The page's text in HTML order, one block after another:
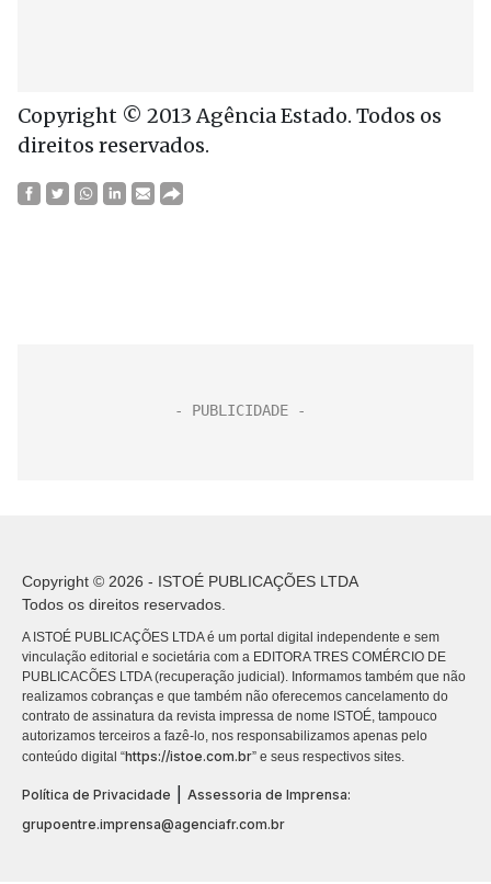
Copyright © 2013 Agência Estado. Todos os
direitos reservados.
Copyright © 2026 - ISTOÉ PUBLICAÇÕES LTDA
Todos os direitos reservados.
A ISTOÉ PUBLICAÇÕES LTDA é um portal digital independente e sem
vinculação editorial e societária com a EDITORA TRES COMÉRCIO DE
PUBLICACÕES LTDA (recuperação judicial). Informamos também que não
realizamos cobranças e que também não oferecemos cancelamento do
contrato de assinatura da revista impressa de nome ISTOÉ, tampouco
autorizamos terceiros a fazê-lo, nos responsabilizamos apenas pelo
conteúdo digital “https://istoe.com.br” e seus respectivos sites.
Política de Privacidade
Assessoria de Imprensa:
grupoentre.imprensa@agenciafr.com.br